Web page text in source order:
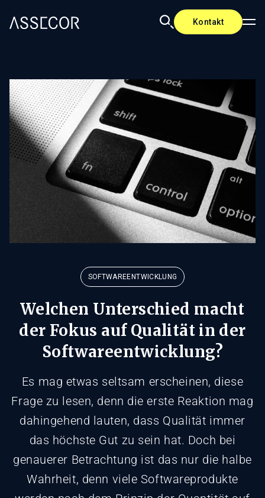
Kontakt
SOFTWAREENTWICKLUNG
Welchen Unterschied macht
der Fokus auf Qualität in der
Softwareentwicklung?
Es mag etwas seltsam erscheinen, diese
Frage zu lesen, denn die erste Reaktion mag
dahingehend lauten, dass Qualität immer
das höchste Gut zu sein hat. Doch bei
genauerer Betrachtung ist das nur die halbe
Wahrheit, denn viele Softwareprodukte